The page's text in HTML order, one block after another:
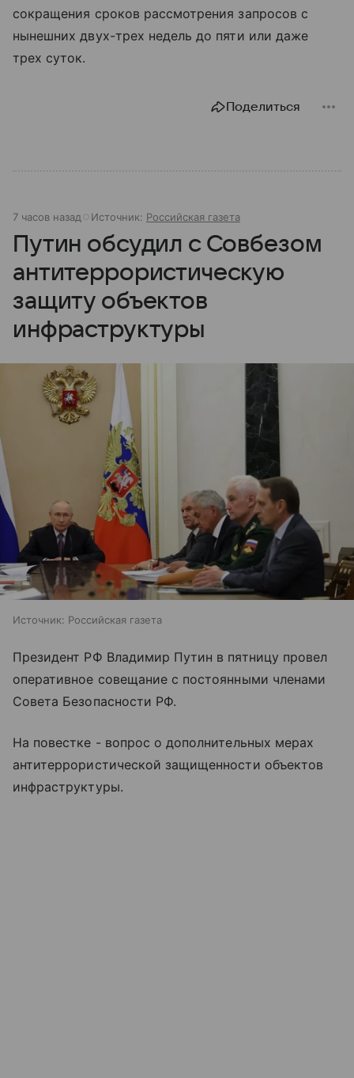
сокращения сроков рассмотрения запросов с
нынешних двух-трех недель до пяти или даже
трех суток.
Поделиться
7 часов назад Источник: Российская газета
Путин обсудил с Совбезом
антитеррористическую
защиту объектов
инфраструктуры
Источник: Российская газета
Президент РФ Владимир Путин в пятницу провел
оперативное совещание с постоянными членами
Совета Безопасности РФ.
На повестке - вопрос о дополнительных мерах
антитеррористической защищенности объектов
инфраструктуры.